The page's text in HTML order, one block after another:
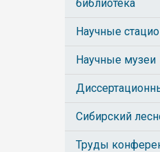
библиотека
Научные
Научные музеи
Сибирский
Труды